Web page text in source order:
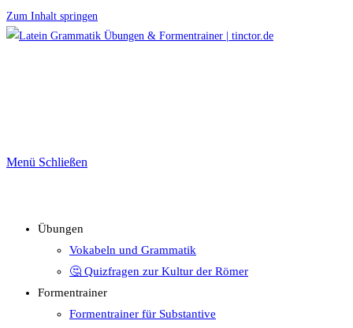
Zum Inhalt springen
Menü Schließen
Übungen
Vokabeln und Grammatik
🤔 Quizfragen zur Kultur der Römer
Formentrainer
Formentrainer für Substantive